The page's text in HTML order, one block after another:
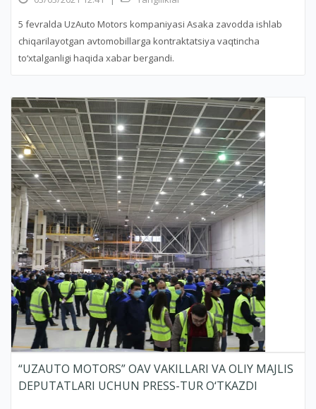
5 fevralda UzAuto Motors kompaniyasi Asaka zavodda ishlab
chiqarilayotgan avtomobillarga kontraktatsiya vaqtincha
to‘xtalganligi haqida xabar bergandi.
“UZAUTO MOTORS” OAV VAKILLARI VA OLIY MAJLIS
DEPUTATLARI UCHUN PRESS-TUR O‘TKAZDI